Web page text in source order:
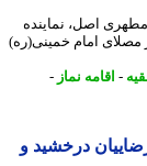
اصل، نماینده
امام خمینی(ره)
اقامه نماز -
درخشید و